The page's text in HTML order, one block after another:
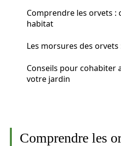
Comprendre les orvets :
habitat
Les morsures des
Conseils pour cohabiter
votre jardin
Comprendre les